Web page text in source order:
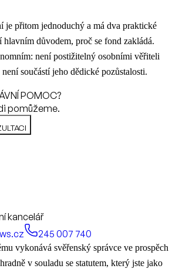
je přitom jednoduchý a má dva praktické
důvodem, proč se fond zakládá.
není postižitelný osobními věřiteli
součástí jeho dědické pozůstalosti.
POMOC?
pomůžeme.
kancelář
245 007 740
vykonává svěřenský správce ve prospěch
v souladu se statutem, který jste jako